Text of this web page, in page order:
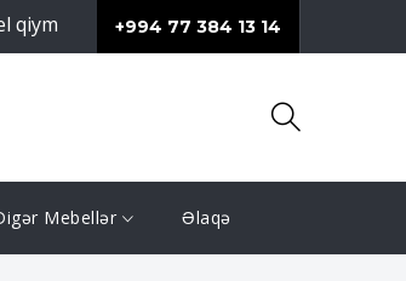
və məhsullarının keyfiyyəti ilə fərqlənir.
+994 77 384 13 14
Mebellər Əlaqə